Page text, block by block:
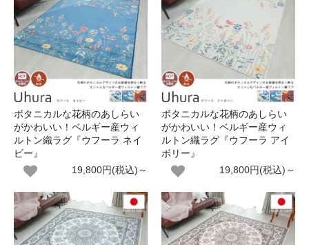
ボタニカルな花柄のあしらい
がかわいい！ベルギー産ウィ
ルトン織ラグ『ウフーラ ネイ
ビー』
19,800円(税込)～
ボタニカルな花柄のあしらい
がかわいい！ベルギー産ウィ
ルトン織ラグ『ウフーラ アイ
ボリー』
19,800円(税込)～